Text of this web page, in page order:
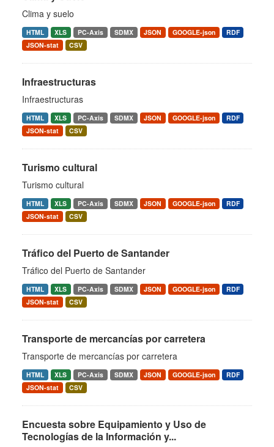
Clima y suelo
HTML XLS PC-Axis SDMX JSON GOOGLE-json
RDF
JSON-stat
CSV
Infraestructuras
Infraestructuras
HTML XLS PC-Axis SDMX JSON GOOGLE-json
RDF
JSON-stat
CSV
Turismo cultural
Turismo cultural
HTML XLS PC-Axis SDMX JSON GOOGLE-json
RDF
JSON-stat
CSV
Tráfico del Puerto de Santander
Tráfico del Puerto de Santander
HTML XLS PC-Axis SDMX JSON GOOGLE-json
RDF
JSON-stat
CSV
Transporte de mercancías por carretera
Transporte de mercancías por carretera
HTML XLS PC-Axis SDMX JSON GOOGLE-json
RDF
JSON-stat
CSV
Encuesta sobre Equipamiento y Uso de
Tecnologías de la Información y...